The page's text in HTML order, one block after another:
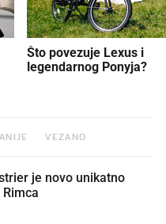
Što povezuje Lexus i
legendarnog Ponyja?
VEZANO
je novo unikatno